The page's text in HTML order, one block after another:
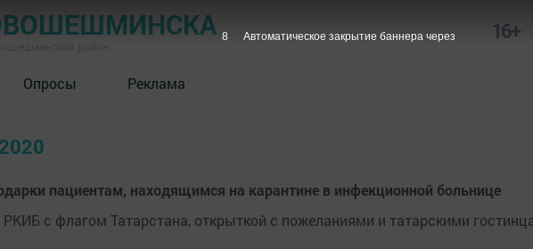
16+
Опросы Реклама
пациентам, находящимся на карантине в инфекционной больнице
с флагом Татарстана, открыткой с пожеланиями и татарскими
7 Автоматическое закрытие баннера через